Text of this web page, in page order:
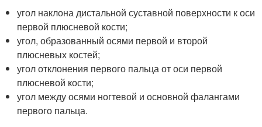
угол наклона дистальной суставной поверхности к оси
первой плюсневой кости;
угол, образованный осями первой и второй
плюсневых костей;
угол отклонения первого пальца от оси первой
плюсневой кости;
угол между осями ногтевой и основной фалангами
первого пальца.